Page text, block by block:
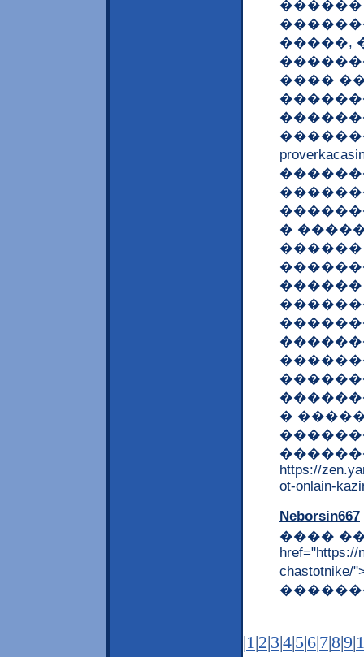
�����,
����
�
�
https://
ot-onlain-
Neborsin667
����
href="https://
|1 |2|3|4|5|6|7|8|9|